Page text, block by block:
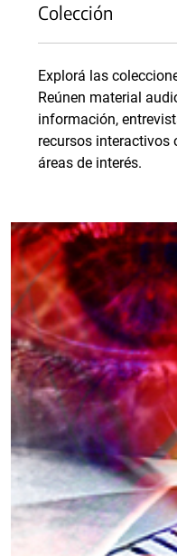
Colección
Explorá las
Reúnen material
información,
recursos interactivos
áreas de interés.